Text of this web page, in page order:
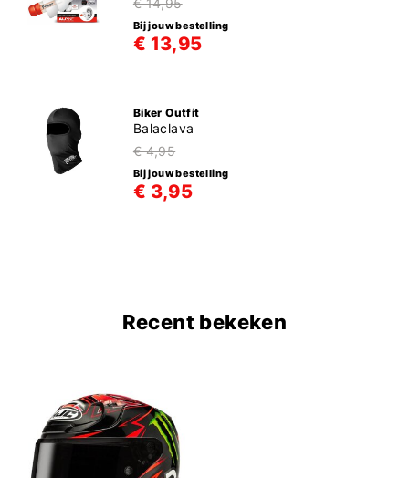
€ 14,95
Bij jouw bestelling
€ 13,95
Biker Outfit
Balaclava
€ 4,95
Bij jouw bestelling
€ 3,95
Recent bekeken